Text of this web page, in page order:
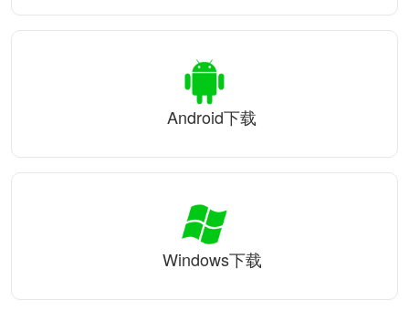
Android下载
Windows下载